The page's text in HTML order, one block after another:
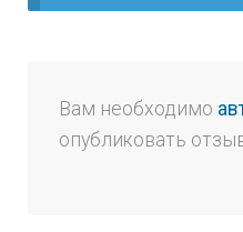
Вам необходимо
опубликовать